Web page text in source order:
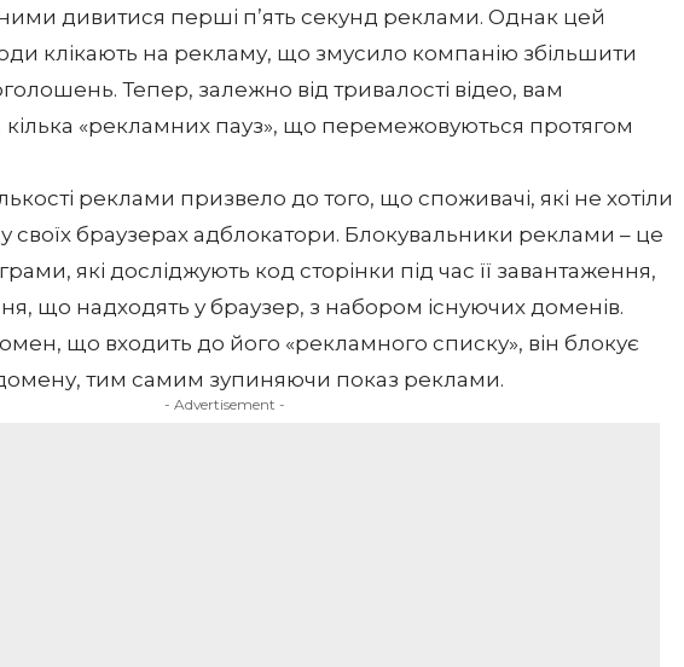
дивитися перші п’ять секунд реклами. Однак цей
клікають на рекламу, що змусило компанію збільшити
Тепер, залежно від тривалості відео, вам
кілька «рекламних пауз», що перемежовуються протягом
реклами призвело до того, що споживачі, які не хотіли
своїх браузерах адблокатори. Блокувальники реклами – це
які досліджують код сторінки під час її завантаження,
що надходять у браузер, з набором існуючих доменів.
що входить до його «рекламного списку», він блокує
тим самим зупиняючи показ реклами.
- Advertisement -